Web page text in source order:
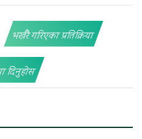
भर्खरै गरिएका प्रतिक्रिया
दिनुहोस